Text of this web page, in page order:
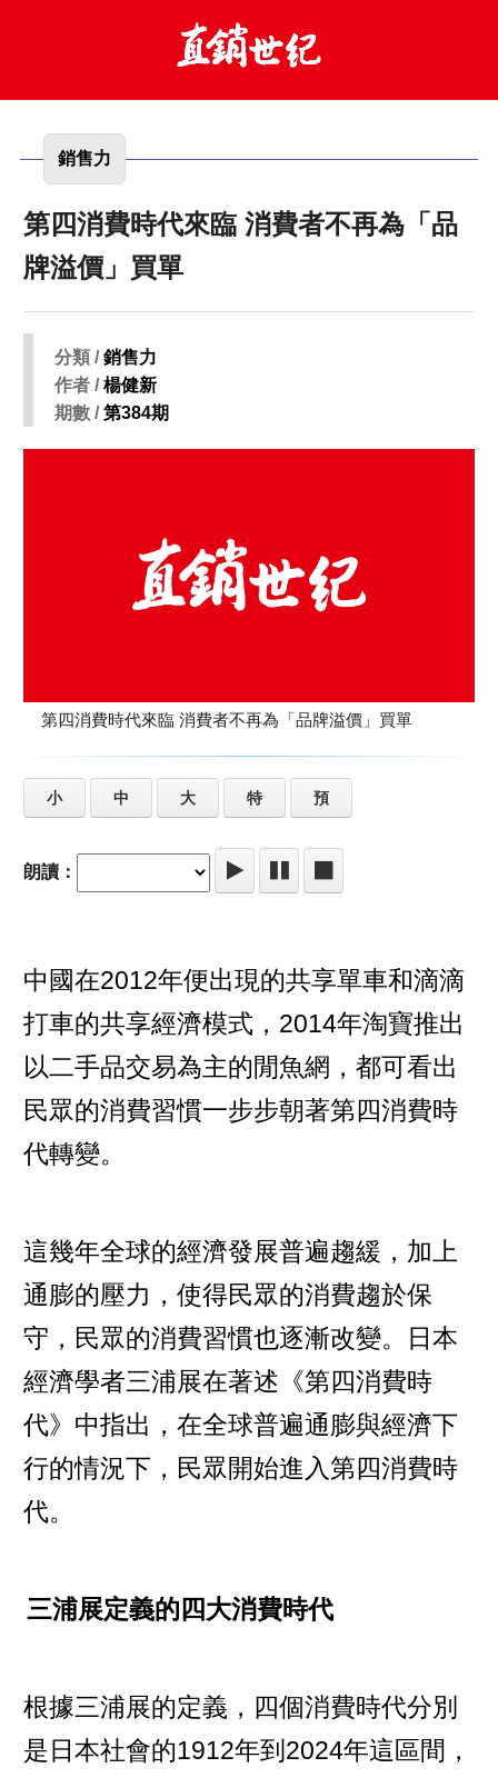
銷售力
第四消費時代來臨 消費者不再為「品
牌溢價」買單
分類 /銷售力
作者 /楊健新
期數 /第384期
第四消費時代來臨 消費者不再為「品牌溢價」買單
小 中 大 特 預
朗讀：
中國在2012年便出現的共享單車和滴滴
打車的共享經濟模式，2014年淘寶推出
以二手品交易為主的閒魚網，都可看出
民眾的消費習慣一步步朝著第四消費時
代轉變。
這幾年全球的經濟發展普遍趨緩，加上
通膨的壓力，使得民眾的消費趨於保
守，民眾的消費習慣也逐漸改變。日本
經濟學者三浦展在著述《第四消費時
代》中指出，在全球普遍通膨與經濟下
行的情況下，民眾開始進入第四消費時
代。
三浦展定義的四大消費時代
根據三浦展的定義，四個消費時代分別
是日本社會的1912年到2024年這區間，